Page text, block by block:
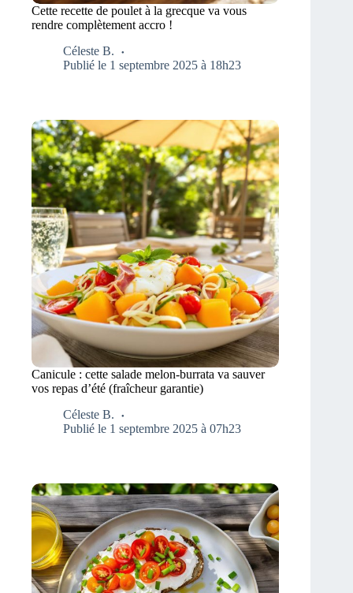
Cette recette de poulet à la grecque va vous
rendre complètement accro !
Céleste B.
Publié le 1 septembre 2025 à 18h23
Canicule : cette salade melon-burrata va sauver
vos repas d’été (fraîcheur garantie)
Céleste B.
Publié le 1 septembre 2025 à 07h23